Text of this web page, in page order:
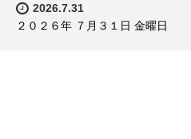
2026.7.31
２０２６年 ７月３１日 金曜日